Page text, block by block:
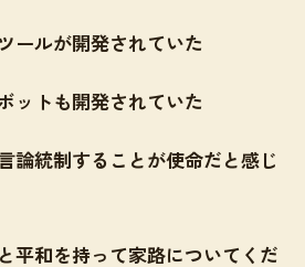
ールが開発されていた
ットも開発されていた
論統制することが使命だと感じ
平和を持って家路についてくだ